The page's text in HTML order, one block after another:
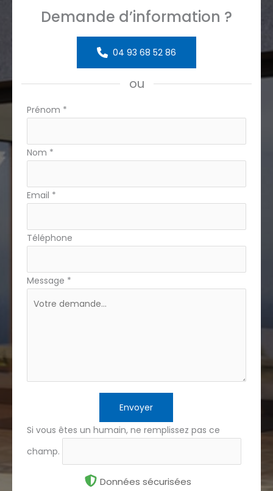
Demande d’information ?
04 93 68 52 86
ou
Formulaire
avec
téléphone
Prénom *
Nom *
Email *
Téléphone
Message *
Envoyer
Si vous êtes un humain, ne remplissez pas ce
champ.
Données sécurisées